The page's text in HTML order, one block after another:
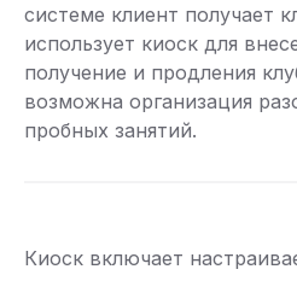
системе клиент получает
использует киоск для
получение и продления
возможна организация
пробных занятий.
Киоск включает